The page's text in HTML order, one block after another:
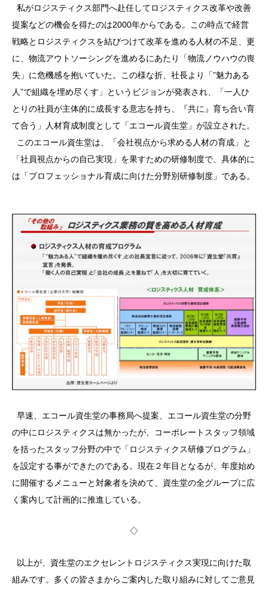
私がロジスティクス部門へ赴任してロジスティクス改革や改善
提案などの機会を得たのは2000年からである。この時点で経営
戦略とロジスティクスを結びつけて改革を進める人材の不足、更
に、物流アウトソーシングを進めるにあたり「物流ノウハウの喪
失」に危機感を抱いていた。この様な折、社長より「”魅力ある
人”で組織を埋め尽くす」というビジョンが発表され、「一人ひ
とりの社員が主体的に成長する意志を持ち、『共に』育ち合い育
て合う」人材育成制度として「エコール資生堂」が設立された。
このエコール資生堂は、「会社視点から求める人材の育成」と
「社員視点からの自己実現」を果すための研修制度で、具体的に
は「プロフェッショナル育成に向けた分野別研修制度」である。
早速、エコール資生堂の事務局へ提案、エコール資生堂の分野
の中にロジスティクスは無かったが、コーポレートスタッフ領域
を括ったスタッフ分野の中で「ロジスティクス研修プログラム」
を設定する事ができたのである。現在２年目となるが、年度始め
に開催するメニューと対象者を決めて、資生堂の全グループに広
く案内して計画的に推進している。
◇
以上が、資生堂のエクセレントロジスティクス実現に向けた取
組みです。多くの皆さまからご案内した取り組みに対してご意見